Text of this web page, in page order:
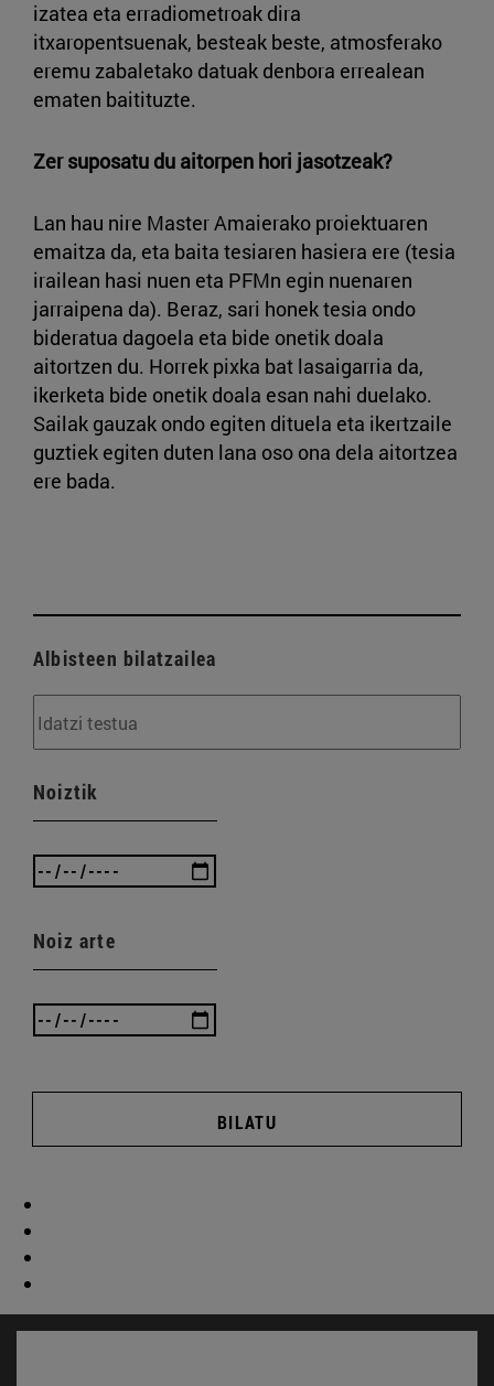
izatea eta erradiometroak dira
itxaropentsuenak, besteak beste, atmosferako
eremu zabaletako datuak denbora errealean
ematen baitituzte.
Zer suposatu du aitorpen hori jasotzeak?
Lan hau nire Master Amaierako proiektuaren
emaitza da, eta baita tesiaren hasiera ere (tesia
irailean hasi nuen eta PFMn egin nuenaren
jarraipena da). Beraz, sari honek tesia ondo
bideratua dagoela eta bide onetik doala
aitortzen du. Horrek pixka bat lasaigarria da,
ikerketa bide onetik doala esan nahi duelako.
Sailak gauzak ondo egiten dituela eta ikertzaile
guztiek egiten duten lana oso ona dela aitortzea
ere bada.
Albisteen bilatzailea
Noiztik
Noiz arte
BILATU